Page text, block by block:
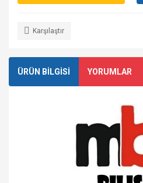
Karşılaştır
ÜRÜN BİLGİSİ YORUMLAR